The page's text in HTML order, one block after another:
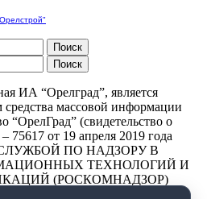
ИА “Орелград”, является
массовой информации
“ОрелГрад” (свидетельство о
от 19 апреля 2019 года
ПО НАДЗОРУ В
ТЕХНОЛОГИЙ И
(РОСКОМНАДЗОР)